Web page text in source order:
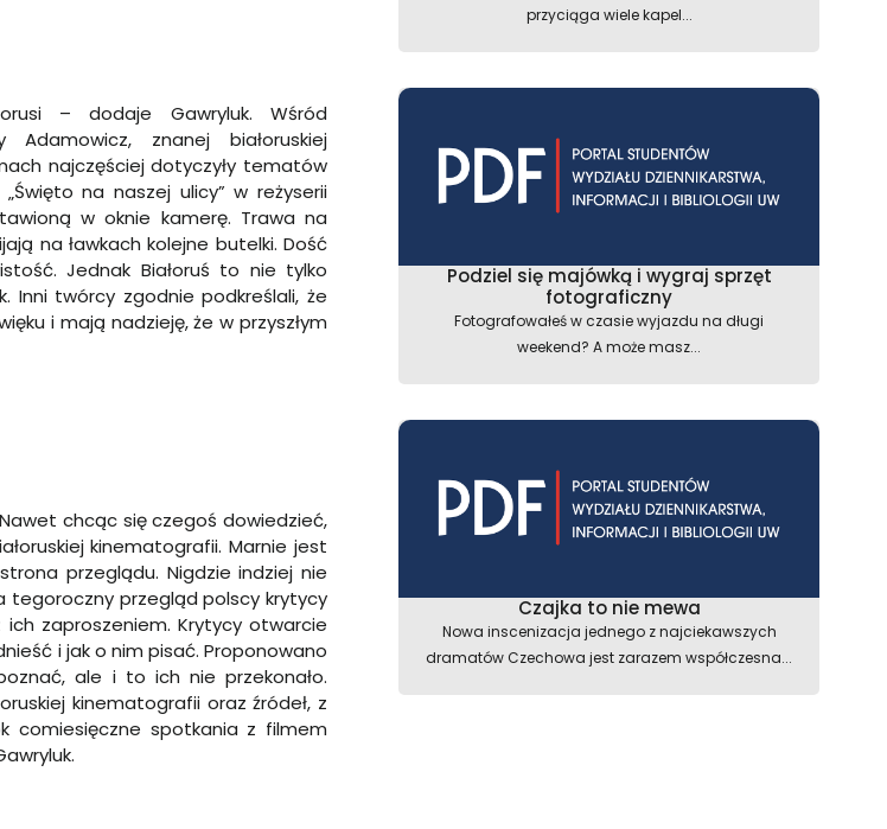
– dodaje Gawryluk. Wśród
znanej białoruskiej
najczęściej dotyczyły tematów
na naszej ulicy” w reżyserii
w oknie kamerę. Trawa na
na ławkach kolejne butelki. Dość
Jednak Białoruś to nie tylko
Inni twórcy zgodnie podkreślali, że
i mają nadzieję, że w przyszłym
chcąc się czegoś dowiedzieć,
kinematografii. Marnie jest
przeglądu. Nigdzie indziej nie
tegoroczny przegląd polscy krytycy
ich zaproszeniem. Krytycy otwarcie
i jak o nim pisać. Proponowano
ale i to ich nie przekonało.
kinematografii oraz źródeł, z
comiesięczne spotkania z filmem
przyciąga wiele kapel...
Podziel się majówką i wygraj sprzęt
fotograficzny
Fotografowałeś w czasie wyjazdu na długi
weekend? A może masz...
Czajka to nie mewa
Nowa inscenizacja jednego z najciekawszych
dramatów Czechowa jest zarazem współczesna...